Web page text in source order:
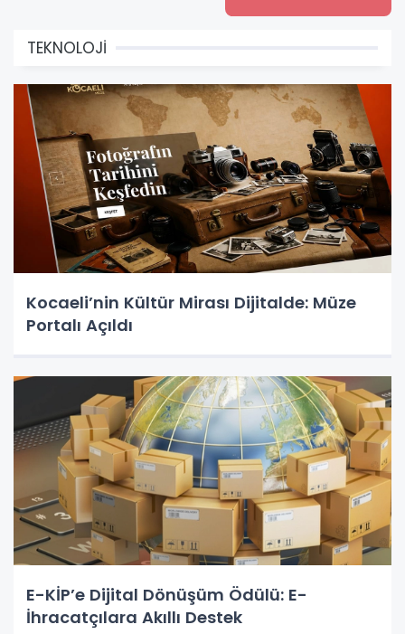
TEKNOLOJİ
Kocaeli’nin Kültür Mirası Dijitalde: Müze
Portalı Açıldı
E-KİP’e Dijital Dönüşüm Ödülü: E-
İhracatçılara Akıllı Destek